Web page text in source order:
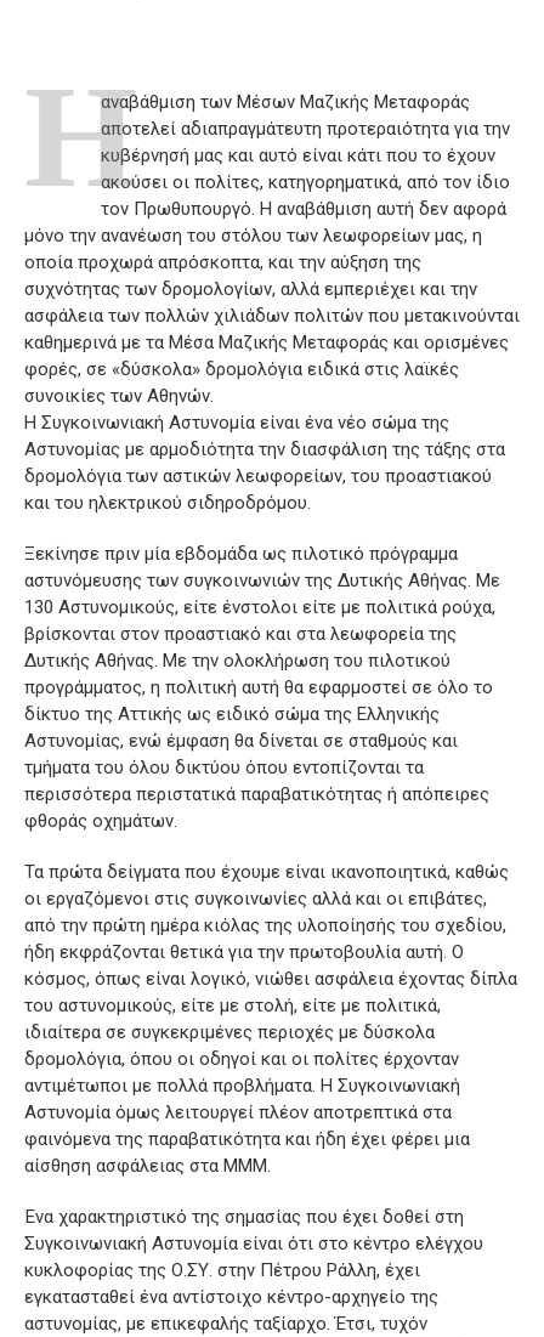
Ηαναβάθμιση των Μέσων Μαζικής Μεταφοράς
αποτελεί αδιαπραγμάτευτη προτεραιότητα για την
κυβέρνησή μας και αυτό είναι κάτι που το έχουν
ακούσει οι πολίτες, κατηγορηματικά, από τον ίδιο
τον Πρωθυπουργό. Η αναβάθμιση αυτή δεν αφορά
μόνο την ανανέωση του στόλου των λεωφορείων μας, η
οποία προχωρά απρόσκοπτα, και την αύξηση της
συχνότητας των δρομολογίων, αλλά εμπεριέχει και την
ασφάλεια των πολλών χιλιάδων πολιτών που μετακινούνται
καθημερινά με τα Μέσα Μαζικής Μεταφοράς και ορισμένες
φορές, σε «δύσκολα» δρομολόγια ειδικά στις λαϊκές
συνοικίες των Αθηνών.
Η Συγκοινωνιακή Αστυνομία είναι ένα νέο σώμα της
Αστυνομίας με αρμοδιότητα την διασφάλιση της τάξης στα
δρομολόγια των αστικών λεωφορείων, του προαστιακού
και του ηλεκτρικού σιδηροδρόμου.
Ξεκίνησε πριν μία εβδομάδα ως πιλοτικό πρόγραμμα
αστυνόμευσης των συγκοινωνιών της Δυτικής Αθήνας. Με
130 Αστυνομικούς, είτε ένστολοι είτε με πολιτικά ρούχα,
βρίσκονται στον προαστιακό και στα λεωφορεία της
Δυτικής Αθήνας. Με την ολοκλήρωση του πιλοτικού
προγράμματος, η πολιτική αυτή θα εφαρμοστεί σε όλο το
δίκτυο της Αττικής ως ειδικό σώμα της Ελληνικής
Αστυνομίας, ενώ έμφαση θα δίνεται σε σταθμούς και
τμήματα του όλου δικτύου όπου εντοπίζονται τα
περισσότερα περιστατικά παραβατικότητας ή απόπειρες
φθοράς οχημάτων.
Τα πρώτα δείγματα που έχουμε είναι ικανοποιητικά, καθώς
οι εργαζόμενοι στις συγκοινωνίες αλλά και οι επιβάτες,
από την πρώτη ημέρα κιόλας της υλοποίησής του σχεδίου,
ήδη εκφράζονται θετικά για την πρωτοβουλία αυτή. Ο
κόσμος, όπως είναι λογικό, νιώθει ασφάλεια έχοντας δίπλα
του αστυνομικούς, είτε με στολή, είτε με πολιτικά,
ιδιαίτερα σε συγκεκριμένες περιοχές με δύσκολα
δρομολόγια, όπου οι οδηγοί και οι πολίτες έρχονταν
αντιμέτωποι με πολλά προβλήματα. Η Συγκοινωνιακή
Αστυνομία όμως λειτουργεί πλέον αποτρεπτικά στα
φαινόμενα της παραβατικότητα και ήδη έχει φέρει μια
αίσθηση ασφάλειας στα ΜΜΜ.
Ένα χαρακτηριστικό της σημασίας που έχει δοθεί στη
Συγκοινωνιακή Αστυνομία είναι ότι στο κέντρο ελέγχου
κυκλοφορίας της Ο.ΣΥ. στην Πέτρου Ράλλη, έχει
εγκατασταθεί ένα αντίστοιχο κέντρο-αρχηγείο της
αστυνομίας, με επικεφαλής ταξίαρχο. Έτσι, τυχόν